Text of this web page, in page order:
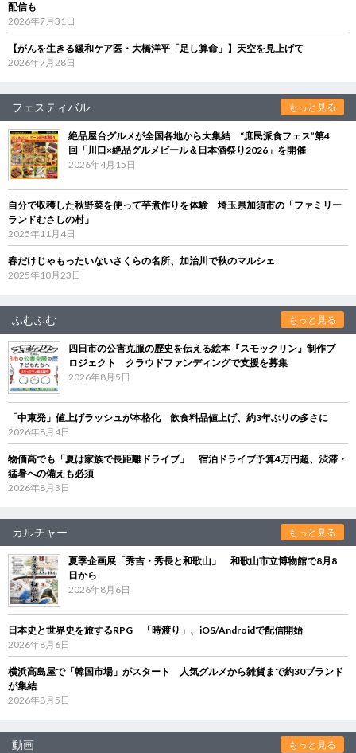
配信も
2026年7月31日
【がんを生きる緩和ケア医・大橋洋平「足し算命」】天空を見上げて
2026年7月28日
フェスティバル もっと見る
絶品屋台グルメが全国各地から大集結 “庶民派食フェス”第4
回「川口×絶品グルメビール＆日本酒祭り2026」を開催
2026年4月15日
自分で収穫した秋野菜を使って芋煮作りを体験 埼玉県加須市の「ファミリー
ランドむさしの村」
2025年11月4日
春だけじゃもったいないさくらの名所、加治川で秋のマルシェ
2025年10月23日
ふむふむ もっと見る
四日市の公害克服の歴史を伝える絵本『スモックリン』制作プ
ロジェクト クラウドファンディングで支援を募集
2026年8月5日
「中東発」値上げラッシュが本格化 飲食料品値上げ、約3年ぶりの多さに
2026年8月4日
物価高でも「夏は家族で長距離ドライブ」 宿泊ドライブ予算4万円超、渋滞・
猛暑への備えも必須
2026年8月3日
カルチャー もっと見る
夏季企画展「秀吉・秀長と和歌山」 和歌山市立博物館で8月8
日から
2026年8月6日
日本史と世界史を旅するRPG 「時渡り」、iOS/Androidで配信開始
2026年8月6日
横浜高島屋で「韓国市場」がスタート 人気グルメから雑貨まで約30ブランド
が集結
2026年8月5日
動画 もっと見る